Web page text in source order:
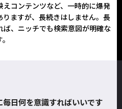
コンテンツなど、一時的に爆発
ますが、長続きはしません。長
、ニッチでも検索意図が明確な
日何を意識すればいいです